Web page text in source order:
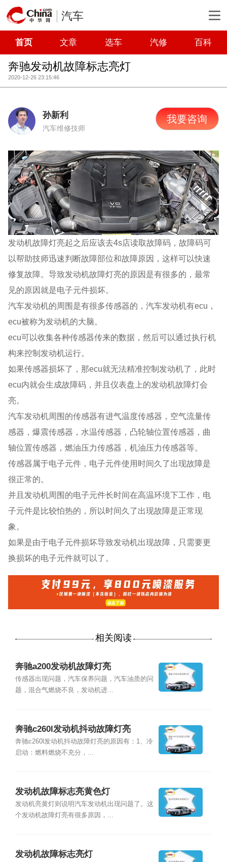
汽车
首页 文章 选车 汽修 百科
奔驰发动机故障标志亮灯
2020-12-26 23:15:46
孙新利
汽车维修技师
我要咨询
发动机故障灯亮起之后应该去4s店读取故障码，故障码可
以帮助技师迅速判断故障部位和故障原因，这样可以快速
修复故障。导致发动机故障灯亮的原因是有很多的，最常
见的原因就是电子元件损坏。
汽车发动机的周围是有很多传感器的，汽车发动机有ecu，
ecu被称为发动机的大脑。
ecu可以收集各种传感器传来的数据，然后可以通过执行机
构来控制发动机运行。
如果传感器损坏了，那ecu就无法精准控制发动机了，此时
ecu内就会生成故障码，并且仪表盘上的发动机故障灯会
亮。
汽车发动机周围的传感器有进气温度传感器，空气流量传
感器，爆震传感器，水温传感器，凸轮轴位置传感器，曲
轴位置传感器，燃油压力传感器，机油压力传感器等。
传感器属于电子元件，电子元件使用时间久了出现故障是
很正常的。
并且发动机周围的电子元件长时间在高温环境下工作，电
子元件是比较怕热的，所以时间久了出现故障是正常现
象。
如果是由于电子元件损坏导致发动机出现故障，只需要更
换损坏的电子元件就可以了。
相关阅读
奔驰a200发动机故障灯亮
传感器出现问题，汽车保养问题，汽车油质的问
题，混合气燃烧不良，发动机进...
奔驰c260l发动机抖动故障灯亮
奔驰c260l发动机抖动故障灯亮的原因有：1、冷
启动：燃料燃烧不充分，...
发动机故障标志亮黄色灯
发动机亮黄灯则说明汽车发动机出现问题了。这
个发动机故障灯亮有很多原因，...
发动机故障标志亮灯